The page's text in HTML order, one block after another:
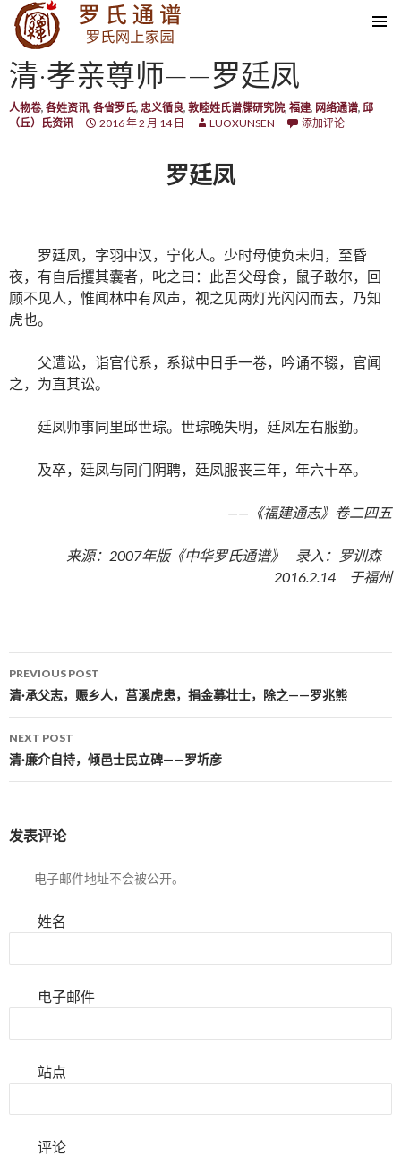
SKIP TO CONTENT
清·孝亲尊师——罗廷凤
人物卷, 各姓资讯, 各省罗氏, 忠义循良, 敦睦姓氏谱牒研究院, 福建, 网络通谱, 邱
（丘）氏资讯
2016 年 2 月 14 日 LUOXUNSEN 添加评论
罗廷凤
罗廷凤，字羽中汉，宁化人。少时母使负未归，至昏
夜，有自后攫其囊者，叱之曰：此吾父母食，鼠子敢尔，回
顾不见人，惟闻林中有风声，视之见两灯光闪闪而去，乃知
虎也。
父遭讼，诣官代系，系狱中日手一卷，吟诵不辍，官闻
之，为直其讼。
廷凤师事同里邱世琮。世琮晚失明，廷凤左右服勤。
及卒，廷凤与同门阴聘，廷凤服丧三年，年六十卒。
——《福建通志》卷二四五
来源：2007年版《中华罗氏通谱》 录入：罗训森
2016.2.14 于福州
Post navigation
PREVIOUS POST
清·承父志，赈乡人，莒溪虎患，捐金募壮士，除之——罗兆熊
NEXT POST
清·廉介自持，倾邑士民立碑——罗圻彦
发表评论
电子邮件地址不会被公开。
姓名
电子邮件
站点
评论